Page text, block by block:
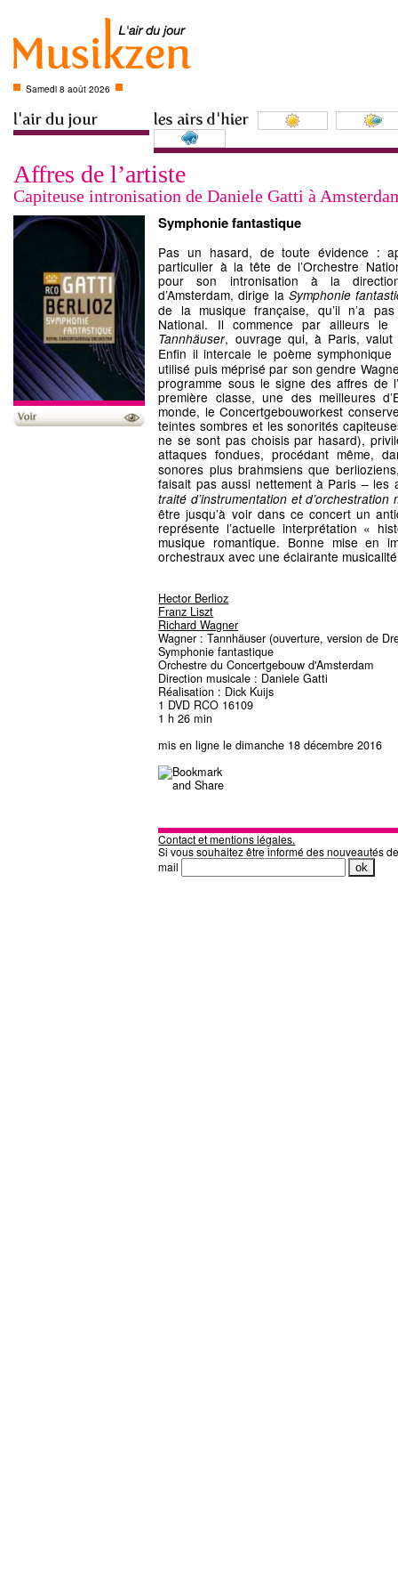
Samedi 8 août 2026
Affres de l’artiste
Capiteuse intronisation de Daniele Gatti à
Symphonie fantastique
Pas un hasard, de toute évidence :
particulier à la tête de l’Orchestre
pour son intronisation à la
d’Amsterdam, dirige la Symphonie
de la musique française, qu’il n’a
National. Il commence par ailleurs le
Tannhäuser, ouvrage qui, à Paris,
Enfin il intercale le poème symphonique
utilisé puis méprisé par son gendre
programme sous le signe des affres de
première classe, une des meilleures
monde, le Concertgebouworkest
teintes sombres et les sonorités
ne se sont pas choisis par hasard),
attaques fondues, procédant même,
sonores plus brahmsiens que
faisait pas aussi nettement à Paris – les
traité d’instrumentation et d’orchestration
être jusqu’à voir dans ce concert un
représente l’actuelle interprétation «
musique romantique. Bonne mise en
orchestraux avec une éclairante
Hector Berlioz
Franz Liszt
Richard Wagner
Wagner : Tannhäuser (ouverture, version de
Symphonie fantastique
Orchestre du Concertgebouw d'Amsterdam
Direction musicale : Daniele Gatti
Réalisation : Dick Kuijs
1 DVD RCO 16109
1 h 26 min
mis en ligne le dimanche 18 décembre 2016
Contact et mentions légales.
Si vous souhaitez être informé des nouveautés
mail